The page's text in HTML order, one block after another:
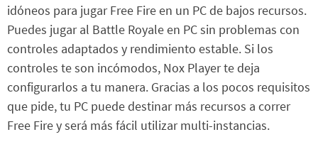
idóneos para jugar Free Fire en un PC de bajos recursos.
Puedes jugar al Battle Royale en PC sin problemas con
controles adaptados y rendimiento estable. Si los
controles te son incómodos, Nox Player te deja
configurarlos a tu manera. Gracias a los pocos requisitos
que pide, tu PC puede destinar más recursos a correr
Free Fire y será más fácil utilizar multi-instancias.